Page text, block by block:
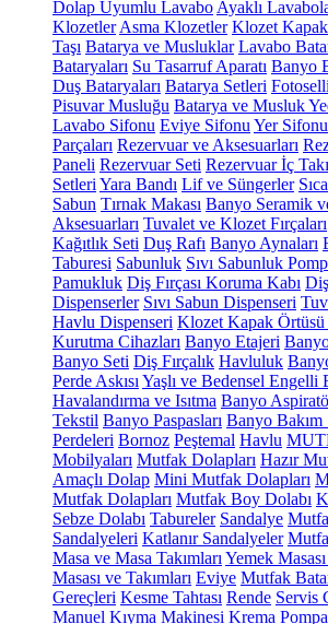
Dolap Uyumlu Lavabo Ayaklı
Klozetler Asma Klozetler Klozet
Taşı Batarya ve Musluklar Lavabo
Bataryaları Su Tasarruf Aparatı Banyo
Duş Bataryaları Batarya Setleri
Pisuvar Musluğu Batarya ve Musluk
Lavabo Sifonu Eviye Sifonu Yer Sifonu
Parçaları Rezervuar ve Aksesuarları
Paneli Rezervuar Seti Rezervuar İç
Setleri Yara Bandı Lif ve Süngerler
Sabun Tırnak Makası Banyo Seramik
Aksesuarları Tuvalet ve Klozet Fırçaları
Kağıtlık Seti Duş Rafı Banyo Aynaları
Taburesi Sabunluk Sıvı Sabunluk
Pamukluk Diş Fırçası Koruma Kabı
Dispenserler Sıvı Sabun Dispenseri
Havlu Dispenseri Klozet Kapak Örtüsü
Kurutma Cihazları Banyo Etajeri
Banyo Seti Diş Fırçalık Havluluk
Perde Askısı Yaşlı ve Bedensel Engelli
Havalandırma ve Isıtma Banyo
Tekstil Banyo Paspasları Banyo Bakım
Perdeleri Bornoz Peştemal Havlu
Mobilyaları Mutfak Dolapları Hazır
Amaçlı Dolap Mini Mutfak Dolapları
Mutfak Dolapları Mutfak Boy Dolabı
Sebze Dolabı Tabureler Sandalye
Sandalyeleri Katlanır Sandalyeler
Masa ve Masa Takımları Yemek
Masası ve Takımları Eviye Mutfak
Gereçleri Kesme Tahtası Rende Servis
Manuel Kıyma Makinesi Krema